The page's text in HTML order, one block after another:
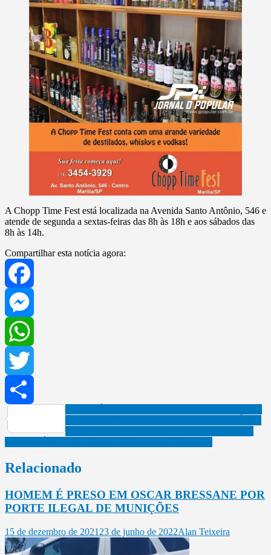
A Chopp Time Fest está localizada na Avenida Santo Antônio, 546 e
atende de segunda a sextas-feiras das 8h às 18h e aos sábados das
8h às 14h.
Compartilhar esta notícia agora:
Facebook
Messenger
WhatsApp
Twitter
Share
Navegação
de
Post
Relacionado
HOMEM É PRESO EM OSCAR BRESSANE POR
PORTE ILEGAL DE MUNIÇÕES
15 de dezembro de 2021 23 de junho de 2022Alan Teixeira